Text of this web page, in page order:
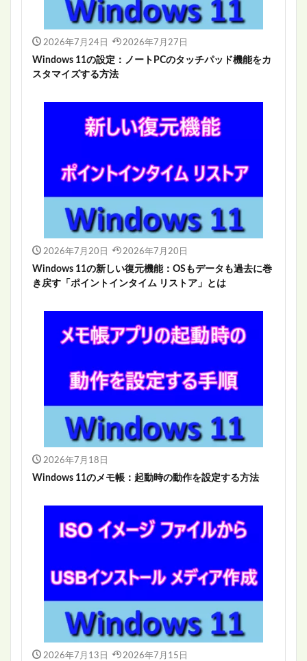
2026年7月24日 2026年7月27日
Windows 11の設定：ノートPCのタッチパッド機能をカ
スタマイズする方法
2026年7月20日 2026年7月20日
Windows 11の新しい復元機能：OSもデータも過去に巻
き戻す「ポイントインタイム リストア」とは
2026年7月18日
Windows 11のメモ帳：起動時の動作を設定する方法
2026年7月13日 2026年7月15日